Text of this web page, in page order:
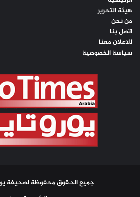
هيئة التحرير
من نحن
اتصل بنا
للاعلان معنا
سياسة الخصوصية
جميع الحقوق محفوظة لصحيفة